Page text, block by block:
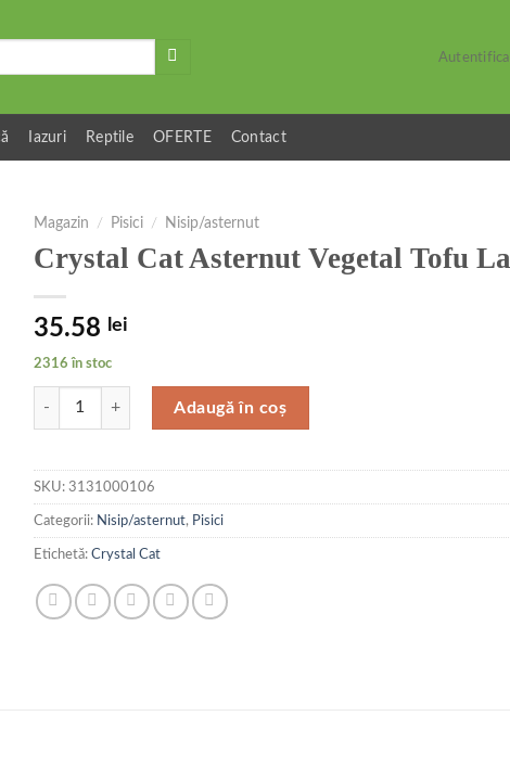
Iazuri Reptile OFERTE Contact
Magazin / Pisici / Nisip/asternut
Crystal Cat Asternut Vegetal Tofu
35.58 lei
2316 în stoc
Cantitate Crystal Cat Asternut Vegetal Tofu Lavanda 5L
Adaugă în coș
SKU: 3131000106
Categorii: Nisip/asternut, Pisici
Etichetă: Crystal Cat